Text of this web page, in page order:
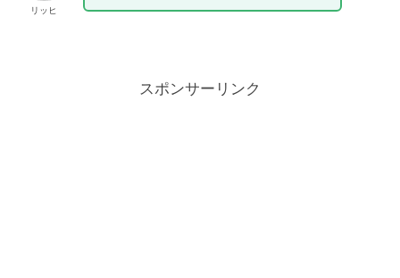
リッヒ
スポンサーリンク